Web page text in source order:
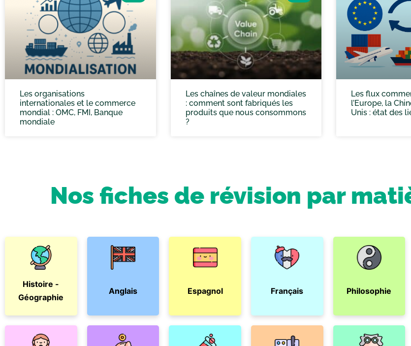
Les organisations
internationales et le commerce
mondial : OMC, FMI, Banque
mondiale
Les chaînes de valeur mondiales
: comment sont fabriqués les
produits que nous consommons
?
Les flux
l’Europe, la
Unis : état des
Nos fiches de révision par
Histoire -
Géographie
Anglais Espagnol Français Philosophie